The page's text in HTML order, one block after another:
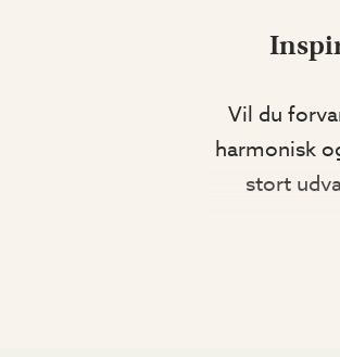
Vil du
harmonisk
stort